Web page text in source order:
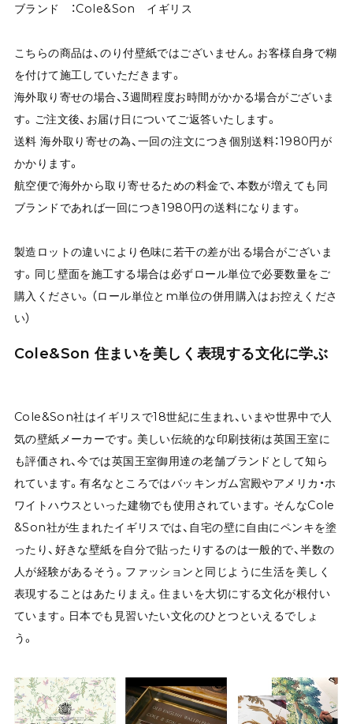
ブランド ：Cole&Son イギリス
こちらの商品は、のり付壁紙ではございません。お客様自身で糊
を付けて施工していただきます。
海外取り寄せの場合、3週間程度お時間がかかる場合がございま
す。ご注文後、お届け日についてご返答いたします。
送料 海外取り寄せの為、一回の注文につき個別送料：1980円が
かかります。
航空便で海外から取り寄せるための料金で、本数が増えても同
ブランドであれば一回につき1980円の送料になります。
製造ロットの違いにより色味に若干の差が出る場合がございま
す。同じ壁面を施工する場合は必ずロール単位で必要数量をご
購入ください。（ロール単位とm単位の併用購入はお控えくださ
い）
Cole&Son 住まいを美しく表現する文化に学ぶ
Cole&Son社はイギリスで18世紀に生まれ、いまや世界中で人
気の壁紙メーカーです。美しい伝統的な印刷技術は英国王室に
も評価され、今では英国王室御用達の老舗ブランドとして知ら
れています。有名なところではバッキンガム宮殿やアメリカ・ホ
ワイトハウスといった建物でも使用されています。そんなCole
&Son社が生まれたイギリスでは、自宅の壁に自由にペンキを塗
ったり、好きな壁紙を自分で貼ったりするのは一般的で、半数の
人が経験があるそう。ファッションと同じように生活を美しく
表現することはあたりまえ。住まいを大切にする文化が根付い
ています。日本でも見習いたい文化のひとつといえるでしょ
う。